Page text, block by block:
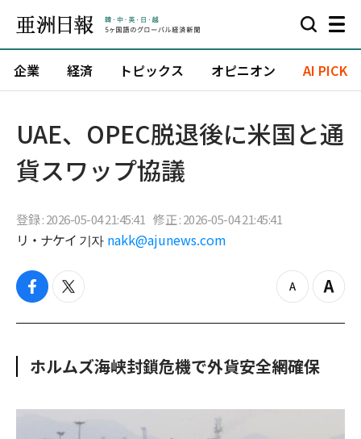
企業 経済 トピックス オピニオン AI PICK
UAE、OPEC脱退後に米国と通
貨スワップ協議
登録 : 2026-05-04 21:45:41 修正 : 2026-05-04 21:45:41
リ・ナケイ 기자 nakk@ajunews.com
f
c
o
t
i
e
z
o
u
Z
o
ホルムズ海峡封鎖危機で外貨安全網確保